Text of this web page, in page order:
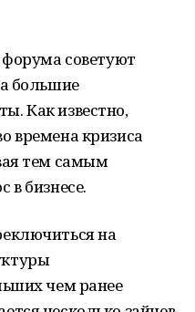
форума советуют
большие
Как известно,
времена кризиса
тем самым
в бизнесе.
на
чем ранее